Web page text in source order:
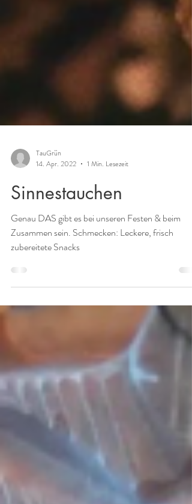
TauGrün
Sinnestauchen
Zusammen sein. Schmecken: Leckere, frisch
zubereitete Snacks